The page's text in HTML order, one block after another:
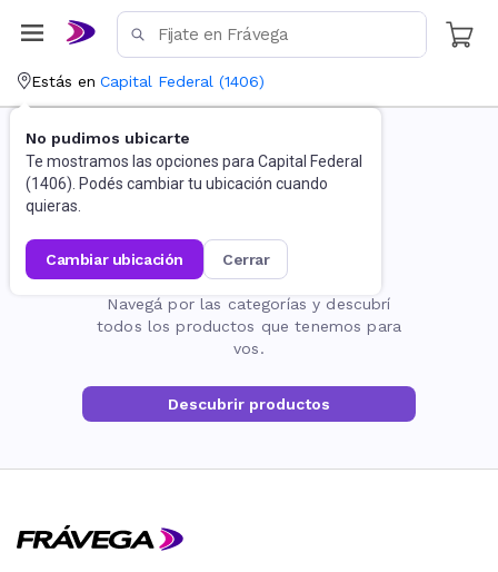
Estás en Capital Federal (1406)
No pudimos ubicarte
Te mostramos las opciones para Capital Federal
(1406). Podés cambiar tu ubicación cuando
quieras.
cambiar ubicación cerrar
La página no existe
Navegá por las categorías y descubrí
todos los productos que tenemos para
vos.
Descubrir productos